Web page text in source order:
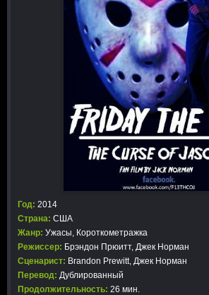
Год: 2014
Страна: США
Жанр: Ужасы, Короткометражка
Режиссер: Брэндон Прюитт, Джек Норман
Сценарист: Brandon Prewitt, Джек Норман
Перевод: Дублированный
Продолжительность: 26 мин.